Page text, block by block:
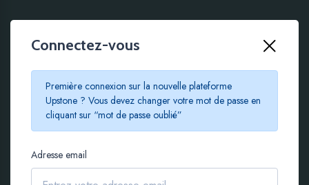
Connectez-vous
Première connexion sur la nouvelle plateforme
Upstone ? Vous devez changer votre mot de passe en
cliquant sur “mot de passe oublié”
Adresse email
100 % EN LIGNE
Le crowdfunding
immobilier à partir de
100 €